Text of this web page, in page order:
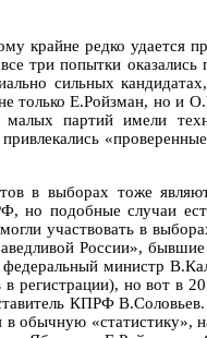
крайне редко удается
три попытки оказались
сильных
только Е.Ройзман, но и
партий имели
в выборах тоже
но подобные случаи
участвовать в
России», бывшие
министр
регистрации), но вот в
КПРФ
обычную «статистику»,